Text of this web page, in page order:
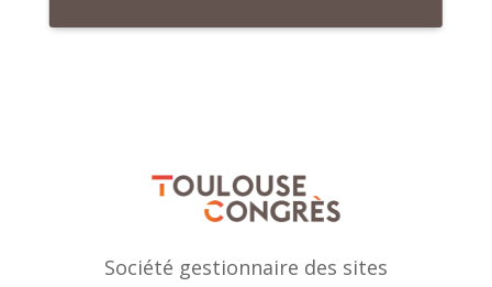
Société gestionnaire des sites